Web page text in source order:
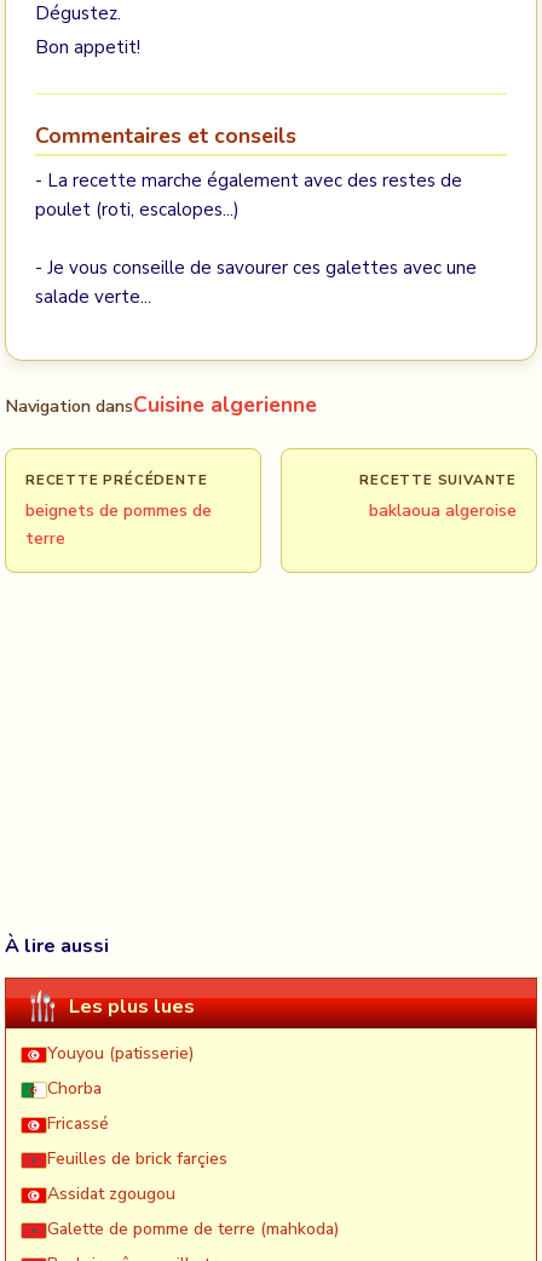
Dégustez.
Bon appetit!
Commentaires et conseils
- La recette marche également avec des restes de
poulet (roti, escalopes...)
- Je vous conseille de savourer ces galettes avec une
salade verte...
Navigation dansCuisine algerienne
RECETTE PRÉCÉDENTE
beignets de pommes de
terre
RECETTE SUIVANTE
baklaoua algeroise
À lire aussi
Les plus lues
Youyou (patisserie)
Chorba
Fricassé
Feuilles de brick farçies
Assidat zgougou
Galette de pomme de terre (mahkoda)